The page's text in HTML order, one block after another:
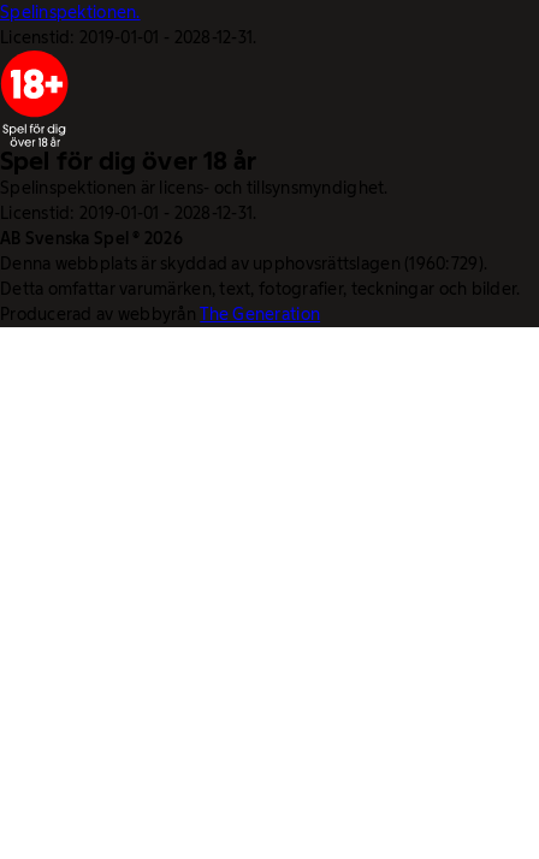
Spelinspektionen.
Licenstid: 2019-01-01 - 2028-12-31.
Spel för dig över 18 år
Spelinspektionen är licens- och tillsynsmyndighet.
Licenstid: 2019-01-01 - 2028-12-31.
AB Svenska Spel © 2026
Denna webbplats är skyddad av upphovsrättslagen (1960:729).
Detta omfattar varumärken, text, fotografier, teckningar och bilder.
Producerad av webbyrånThe Generation